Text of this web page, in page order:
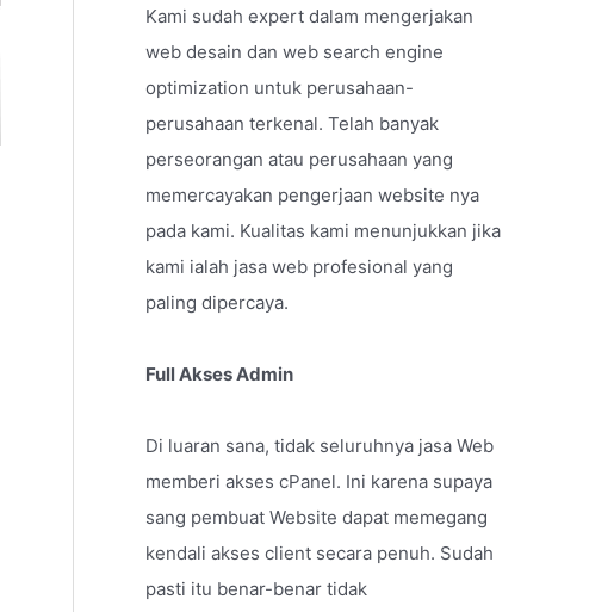
Kami sudah expert dalam mengerjakan
web desain dan web search engine
optimization untuk perusahaan-
perusahaan terkenal. Telah banyak
perseorangan atau perusahaan yang
memercayakan pengerjaan website nya
pada kami. Kualitas kami menunjukkan jika
kami ialah jasa web profesional yang
paling dipercaya.
Full Akses Admin
Di luaran sana, tidak seluruhnya jasa Web
memberi akses cPanel. Ini karena supaya
sang pembuat Website dapat memegang
kendali akses client secara penuh. Sudah
pasti itu benar-benar tidak